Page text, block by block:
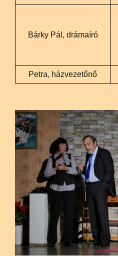
Bárky Pál, drámaíró
Petra, házvezetőnő